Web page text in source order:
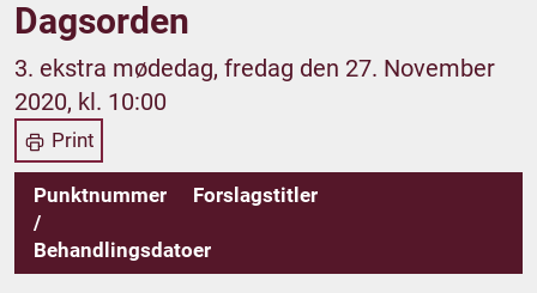
Dagsorden
3. ekstra mødedag, fredag den 27. November
2020, kl. 10:00
Print
Punktnummer
/
Behandlingsdatoer
Forslagstitler